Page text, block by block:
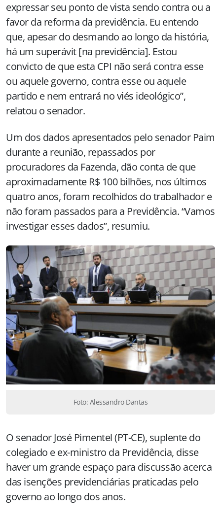
expressar seu ponto de vista sendo contra ou a
favor da reforma da previdência. Eu entendo
que, apesar do desmando ao longo da história,
há um superávit [na previdência]. Estou
convicto de que esta CPI não será contra esse
ou aquele governo, contra esse ou aquele
partido e nem entrará no viés ideológico”,
relatou o senador.
Um dos dados apresentados pelo senador Paim
durante a reunião, repassados por
procuradores da Fazenda, dão conta de que
aproximadamente R$ 100 bilhões, nos últimos
quatro anos, foram recolhidos do trabalhador e
não foram passados para a Previdência. “Vamos
investigar esses dados”, resumiu.
Foto: Alessandro Dantas
O senador José Pimentel (PT-CE), suplente do
colegiado e ex-ministro da Previdência, disse
haver um grande espaço para discussão acerca
das isenções previdenciárias praticadas pelo
governo ao longo dos anos.